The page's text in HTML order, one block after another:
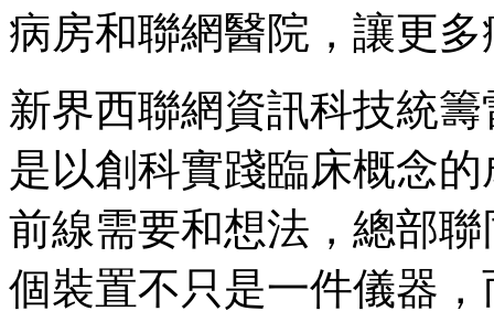
病房和聯網醫院，讓更
新界西聯網資訊科技統
是以創科實踐臨床概念
前線需要和想法，總部
個裝置不只是一件儀器